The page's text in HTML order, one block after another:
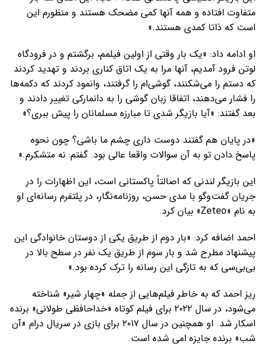
متفاوت افتاده و همه آنها کمی مضحک هستند و منظورم این
است که ذاتا کمدی هستند.»
او ادامه داد: «یک بار وقتی از اولین فیلمم، برگشتم و در فرودگاه
لوتن فرود آمدیم، آنها مرا به یک اتاق کناری بردند و تهدید کردند
که دستم را می‌شکنند، گوشی‌ام را گرفتند، وانمود کردند که دکمه‌ها
را فشار می‌دهند، اتفاقا زبان گوشی را به دانمارکی تغییر دادند و
بعد گفتند: «آیا بازیگر شدی تا مبارزه مسلمانان را پیش ببری؟»
«در پایان هم گفتند دوست داری چشم‌ ما باشی؟ چون نحوه
پاسخ دادن تو به آن سوالات واقعا عالی بود. گفتم: نه متشکرم.»
این بازیگر لندنی که اصالتاً پاکستانی است، این اظهارات را در
جریان گفت‌وگو با مدی حسن، روزنامه‌نگار، در پلتفرم رسانه‌ای او
به نام «Zeteo» بیان کرد.
احمد اضافه کرد: «بار دوم از طریق یکی از دوستان خانوادگی این
پیشنهاد مطرح شد و بار سوم از طریق یک نفر در سطح بالا در
بی‌بی‌سی که به تازگی این رسانه را ترک کرده بود.»
ریز احمد که به خاطر فیلم‌هایی از جمله «چهار شیر» شناخته
می‌شود، در سال ۲۰۲۲ برای فیلم کوتاه «خداحافظی طولانی» برنده
اسکار شد. او همچنین در سال ۲۰۱۷ برای بازی در سریال درام «آن
شب» برنده جایزه امی شده است.